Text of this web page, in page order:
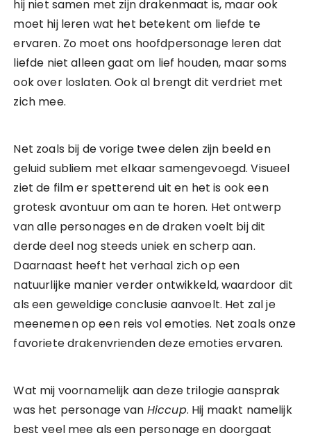
hij niet samen met zijn drakenmaat is, maar ook
moet hij leren wat het betekent om liefde te
ervaren. Zo moet ons hoofdpersonage leren dat
liefde niet alleen gaat om lief houden, maar soms
ook over loslaten. Ook al brengt dit verdriet met
zich mee.
Net zoals bij de vorige twee delen zijn beeld en
geluid subliem met elkaar samengevoegd. Visueel
ziet de film er spetterend uit en het is ook een
grotesk avontuur om aan te horen. Het ontwerp
van alle personages en de draken voelt bij dit
derde deel nog steeds uniek en scherp aan.
Daarnaast heeft het verhaal zich op een
natuurlijke manier verder ontwikkeld, waardoor dit
als een geweldige conclusie aanvoelt. Het zal je
meenemen op een reis vol emoties. Net zoals onze
favoriete drakenvrienden deze emoties ervaren.
Wat mij voornamelijk aan deze trilogie aansprak
was het personage van Hiccup. Hij maakt namelijk
best veel mee als een personage en doorgaat